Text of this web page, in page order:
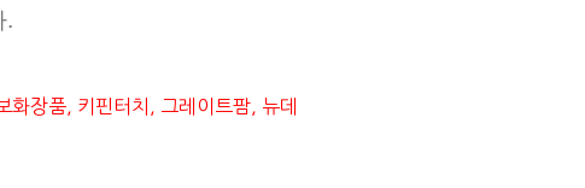
.
장품, 키핀터치, 그레이트팜, 뉴데